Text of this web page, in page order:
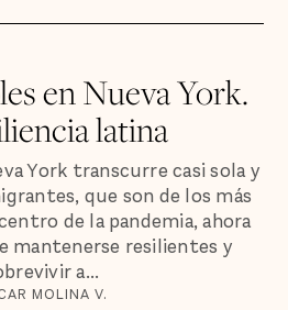
en Nueva York.
latina
York transcurre casi sola y
que son de los más
de la pandemia, ahora
mantenerse resilientes y
a...
MOLINA V.